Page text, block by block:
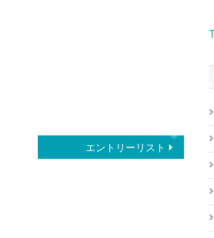
エントリーリスト